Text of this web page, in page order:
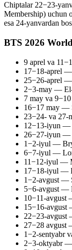
Chiptalar 22−23-
Membership) uchun
esa 24-yanvardan
BTS 2026
9 aprel va
17−18-aprel
25−26-aprel
2−3-may —
7 may va
16−17 may —
23−24- va 27-
12−13-iyun —
26−27-iyun —
1−2-iyul —
6−7-iyul —
11−12-iyul —
17−18-iyul —
1−2-avgust —
5−6-avgust —
10−11-avgust
15−16-avgust
22−23-avgust
27−28 avgust
1−2-sentyabr
2−3-oktyabr